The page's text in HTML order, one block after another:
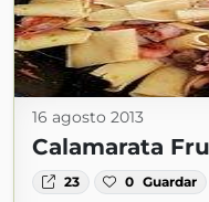
16 agosto 2013
Calamarata
23 0 Guardar